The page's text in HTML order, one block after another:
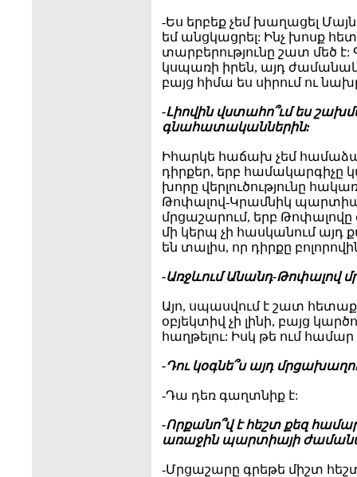
-Ես երբեք չեմ խաղացել
եմ անցկացրել: Ինչ խոսք
տարբերությունը շատ մեծ
կսպառի իրեն, այդ
բայց հիմա ես սիրում ու
-Լիովին վստահո՞ւմ ես
գնահատականներին:
Իհարկե հաճախ չեմ
դիրքեր, երբ համակարգիչը
խորը վերլուծությունը
Թոփալով-Կրամնիկ
մրցաշարում, երբ Թոփալովը
մի կերպ չի հասկանում այդ
են տալիս, որ դիրքը
-Առջևում Անանդ-Թոփալով
Այո, սպասվում է շատ
օբյեկտիվ չի լինի, բայց
հաղթելու: Իսկ թե ում
-Դու կօգնե՞ս այդ
-Դա դեռ գաղտնիք է:
-Որքանո՞վ է հեշտ քեզ
առաջին պարտիայի
-Մրցաշարը գրեթե միշտ